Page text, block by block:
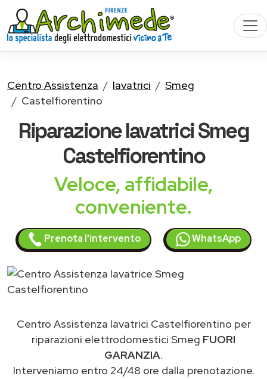
Centro Assistenza lavatrici
Smeg
Castelfiorentino
Riparazionelavatrici Smeg
Castelfiorentino
Veloce, affidabile,
conveniente.
Prenota l'intervento WhatsApp
Centro Assistenza lavatrici Castelfiorentino per
riparazioni elettrodomestici Smeg FUORI
GARANZIA.
Interveniamo entro 24/48 ore dalla prenotazione.